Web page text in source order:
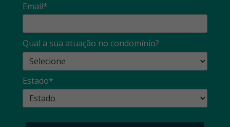
Email*
Qual a sua atuação no condomínio?
Estado*